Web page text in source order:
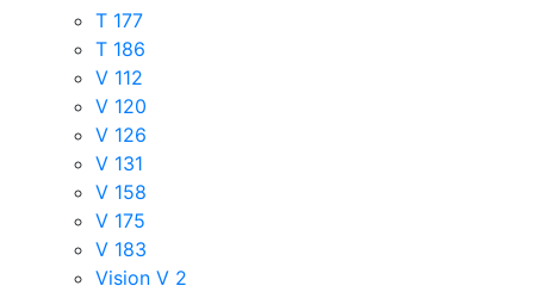
T 177
T 186
V 112
V 120
V 126
V 131
V 158
V 175
V 183
Vision V 2